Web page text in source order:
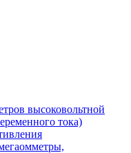
высоковольтной
тока)